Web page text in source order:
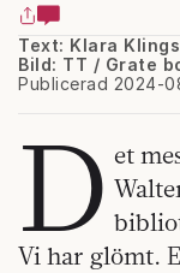
Text: Klara
Publicerad 2024-
Bild: TT / Grate
D et
Vi har glömt.